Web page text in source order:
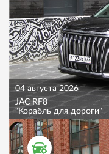
04 августа 2026
JAC RF8
"Корабль для дороги"
ТЕСТ ДРАЙВ